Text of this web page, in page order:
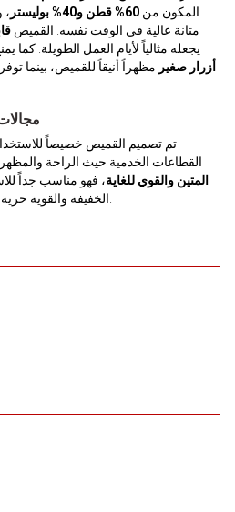
المكون من 60% قطن و40% بوليستر
،
متانة عالية في الوقت نفسه. القميص
يجعله مثالياً لأيام العمل الطويلة. كما
أزرار صغير مظهراً أنيقاً للقميص، بينما توفر
تم تصميم القميص خصيصاً
القطاعات الخدمية حيث الراحة
المتين والقوي للغاية، فهو مناسب جداً